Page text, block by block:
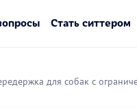
Стать ситтером
для собак с